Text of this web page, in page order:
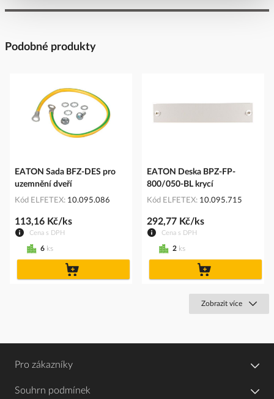
Podobné produkty
EATON Sada BFZ-DES pro
uzemnění dveří
Kód ELFETEX 10.095.086
Cena s DPH
113,16 Kč/ks
6 ks
EATON Deska BPZ-FP-
800/050-BL krycí
Kód ELFETEX 10.095.715
Cena s DPH
292,77 Kč/ks
2 ks
Zobrazit více
Pro zákazníky
Souhrn podmínek